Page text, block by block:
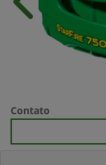
Anterior
Contato